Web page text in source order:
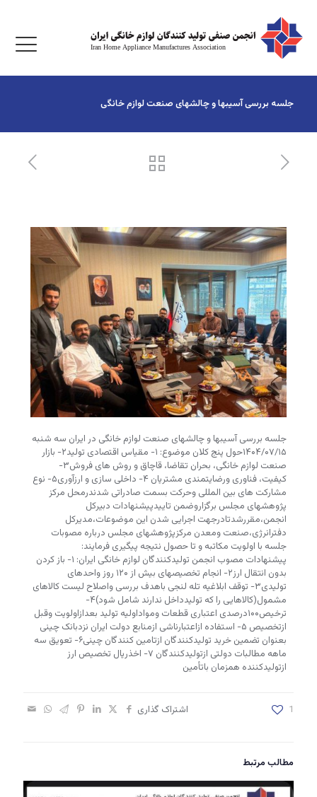
جلسه بررسی آسیبها و چالشهای صنعت لوازم خانگی
جلسه بررسی آسیبها و چالشهای صنعت لوازم خانگی در ایران سه شنبه
۱۴۰۴/۰۷/۱۵حول پنج کلان موضوع: ۱- مقیاس اقتصادی تولید۲- بازار
صنعت لوازم خانگی، بحران تقاضا، قاچاق و روش های فروش۳-
کیفیت، فناوری ورضایتمندی مشتریان ۴- داخلی سازی و ارزآوری۵- نوع
مشارکت های بین المللی وحرکت بسمت صادراتی شدندرمحل مرکز
پژوهشهای مجلس برگزاروضمن تاییدپیشنهادات دبیرکل
انجمن،مقررشدتادرجهت اجرایی شدن این موضوعات،مدیرکل
دفترانرژی،صنعت ومعدن مرکزپژوهشهای مجلس درباره مصوبات
جلسه با اولویت مکاتبه و تا حصول نتیجه پیگیری فرمایند:
پیشنهادات مصوب انجمن تولیدکنندگان لوازم خانگی ایران: ۱- باز کردن
بدون انتقال ارز۲- انجام تخصیصهای بیش از ۱۲۰ روز واحدهای
تولیدی۳- توقف ابلاغیه تله لنجی باهدف بررسی واصلاح لیست کالاهای
مشمول(کالاهایی را که تولیدداخل ندارند شامل شود)۴-
ترخیص۱۰۰درصدی اعتباری قطعات ومواداولیه تولید بعدازاولویت وقبل
ازتخصیص ۵- استفاده ازاعتبارناشی ازمنابع دولت ایران نزدبانک چینی
بعنوان تضمین خرید تولیدکنندگان ازتامین کنندگان چینی۶- تعویق سه
ماهه مطالبات دولتی ازتولیدکنندگان ۷- اخذریال تخصیص ارز
ازتولیدکننده همزمان باتأمین
اشتراک گذاری 1
مطالب مرتبط